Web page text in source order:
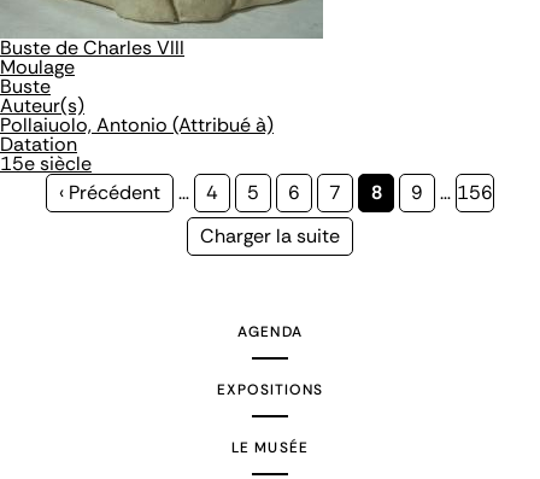
Buste de Charles VIII
Moulage
Buste
Auteur(s)
Pollaiuolo, Antonio (Attribué à)
Datation
15e siècle
Page
‹ Précédent … Page
4 Page
5 Page
6 Page
7
Page
8 Page
9 … Page
156
Page
Charger la suite
AGENDA
EXPOSITIONS
LE MUSÉE